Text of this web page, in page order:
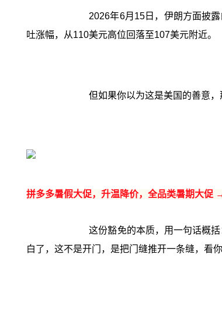
2026年6月15日，伊朗方面披
吐涨幅，从110美元高位回落至107美元附近。
但如果你以为这是美国的善意，
拼多多暑假大促，升温降价，全品类暑期大促
这份豁免的本质，用一句话概
白了，这不是开门，是把门缝推开一条缝，看你